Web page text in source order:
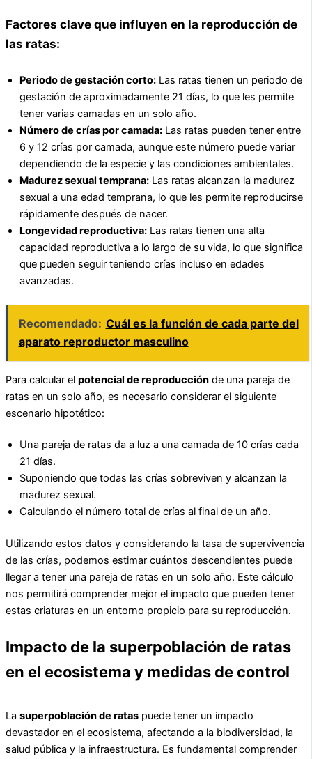
Factores clave que influyen en la reproducción de
las ratas:
Periodo de gestación corto: Las ratas tienen un periodo de
gestación de aproximadamente 21 días, lo que les permite
tener varias camadas en un solo año.
Número de crías por camada: Las ratas pueden tener entre
6 y 12 crías por camada, aunque este número puede variar
dependiendo de la especie y las condiciones ambientales.
Madurez sexual temprana: Las ratas alcanzan la madurez
sexual a una edad temprana, lo que les permite reproducirse
rápidamente después de nacer.
Longevidad reproductiva: Las ratas tienen una alta
capacidad reproductiva a lo largo de su vida, lo que significa
que pueden seguir teniendo crías incluso en edades
avanzadas.
Recomendado: Cuál es la función de cada parte del
aparato reproductor masculino
Para calcular el potencial de reproducción de una pareja de
ratas en un solo año, es necesario considerar el siguiente
escenario hipotético:
Una pareja de ratas da a luz a una camada de 10 crías cada
21 días.
Suponiendo que todas las crías sobreviven y alcanzan la
madurez sexual.
Calculando el número total de crías al final de un año.
Utilizando estos datos y considerando la tasa de supervivencia
de las crías, podemos estimar cuántos descendientes puede
llegar a tener una pareja de ratas en un solo año. Este cálculo
nos permitirá comprender mejor el impacto que pueden tener
estas criaturas en un entorno propicio para su reproducción.
Impacto de la superpoblación de ratas
en el ecosistema y medidas de control
La superpoblación de ratas puede tener un impacto
devastador en el ecosistema, afectando a la biodiversidad, la
salud pública y la infraestructura. Es fundamental comprender